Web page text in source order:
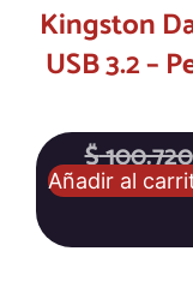
Kingston
USB 3.2 –
$100.720
Añadir al